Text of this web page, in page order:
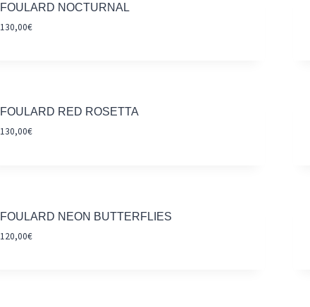
FOULARD NOCTURNAL
130,00€
FOULARD RED ROSETTA
130,00€
FOULARD NEON BUTTERFLIES
120,00€